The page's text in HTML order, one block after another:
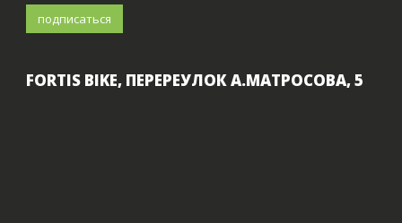
FORTIS BIKE, ПЕРЕРЕУЛОК А.МАТРОСОВА, 5